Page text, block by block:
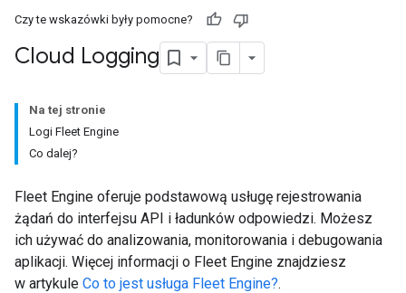
Czy te wskazówki były pomocne?
Cloud Logging
Na tej stronie
Logi Fleet Engine
Co dalej?
Fleet Engine oferuje podstawową usługę rejestrowania
żądań do interfejsu API i ładunków odpowiedzi. Możesz
ich używać do analizowania, monitorowania i debugowania
aplikacji. Więcej informacji o Fleet Engine znajdziesz
w artykule Co to jest usługa Fleet Engine?.